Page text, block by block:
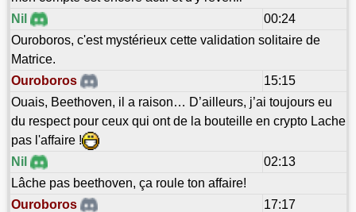
Nil
00:24
Ouroboros, c'est mystérieux cette validation solitaire de
Matrice.
Ouroboros
15:15
Ouais, Beethoven, il a raison… D’ailleurs, j’ai toujours eu
du respect pour ceux qui ont de la bouteille en crypto Lache
pas l'affaire !
Nil
02:13
Lâche pas beethoven, ça roule ton affaire!
Ouroboros
17:17